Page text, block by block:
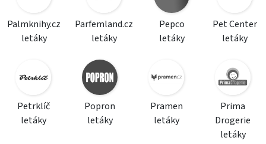
Palmknihy.cz
letáky
Parfemland.cz
letáky
Pepco
letáky
Pet Center
letáky
Petrklíč
letáky
Popron
letáky
Pramen
letáky
Prima
Drogerie
letáky